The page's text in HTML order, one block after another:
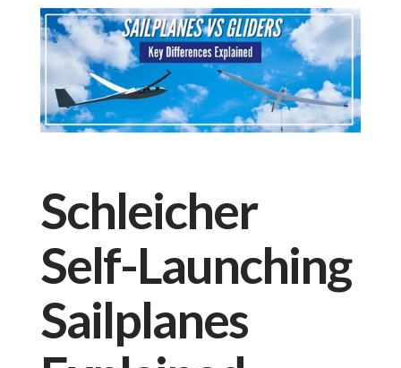
Schleicher
Self-Launching
Sailplanes